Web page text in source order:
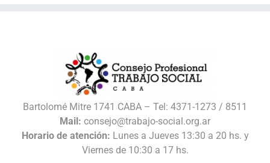
Bartolomé Mitre 1741 CABA – Tel: 4371-1273 / 8511
Mail: consejo@trabajo-social.org.ar
Horario de atención: Lunes a Jueves 13:30 a 20 hs. y
Viernes de 10:30 a 17 hs.